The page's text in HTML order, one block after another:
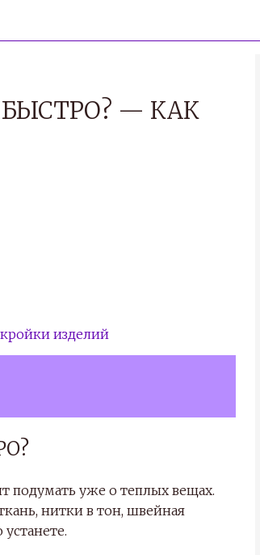
— КАК
изделий
подумать уже о теплых вещах.
нитки в тон, швейная